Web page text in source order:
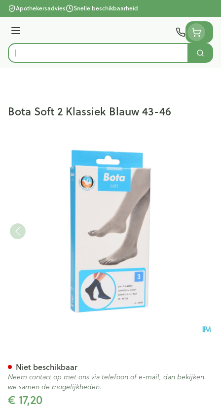
Ga naar de inhoud
Apothekersadvies Snelle beschikbaarheid
Menu
Product, merk, categorie... Zoek
Bota Soft 2 Klassiek Blauw 43-46
€ 17,20
Niet beschikbaar
Neem contact op met ons via telefoon of e-mail, dan bekijken
we samen de mogelijkheden.